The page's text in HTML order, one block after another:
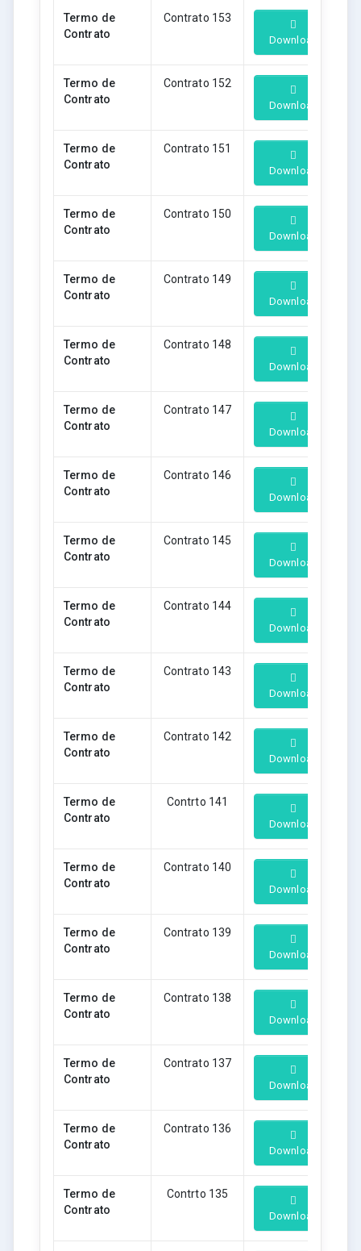
Termo de
Contrato
Contrato 153
Download
Termo de
Contrato
Contrato 152
Download
Termo de
Contrato
Contrato 151
Download
Termo de
Contrato
Contrato 150
Download
Termo de
Contrato
Contrato 149
Download
Termo de
Contrato
Contrato 148
Download
Termo de
Contrato
Contrato 147
Download
Termo de
Contrato
Contrato 146
Download
Termo de
Contrato
Contrato 145
Download
Termo de
Contrato
Contrato 144
Download
Termo de
Contrato
Contrato 143
Download
Termo de
Contrato
Contrato 142
Download
Termo de
Contrato
Contrto 141
Download
Termo de
Contrato
Contrato 140
Download
Termo de
Contrato
Contrato 139
Download
Termo de
Contrato
Contrato 138
Download
Termo de
Contrato
Contrato 137
Download
Termo de
Contrato
Contrato 136
Download
Termo de
Contrato
Contrto 135
Download